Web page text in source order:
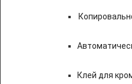
Клей для